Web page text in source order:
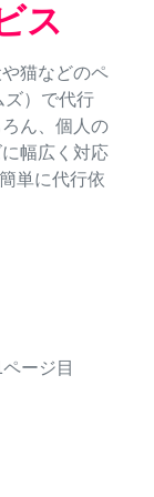
ス
猫などのペ
ズ）で代行
ん、個人の
幅広く対応
単に代行依
ページ目